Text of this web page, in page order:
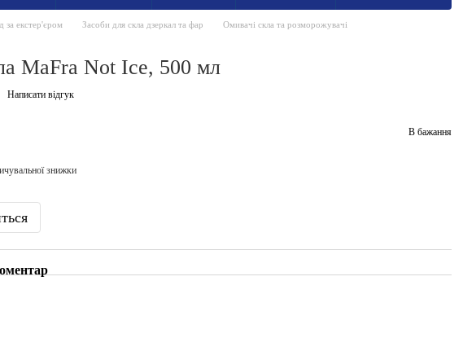
за екстер'єром Засоби для скла дзеркал та фар
Омивачі скла та розморожувачі
MaFra Not Ice, 500 мл
Написати відгук
В бажання
знижки